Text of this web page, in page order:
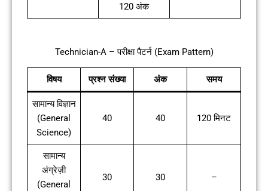
120 अंक
Technician-A – परीक्षा पैटर्न (Exam Pattern)
विषय प्रश्न संख्या अंक समय
सामान्य विज्ञान
(General
Science)
40 40 120 मिनट
सामान्य
अंग्रेज़ी
(General
30 30 –